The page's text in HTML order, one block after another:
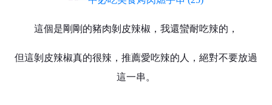
這個是剛剛的豬肉剝皮辣椒，我還蠻耐吃辣的，
但這剝皮辣椒真的很辣，推薦愛吃辣的人，絕對不要放過
這一串。